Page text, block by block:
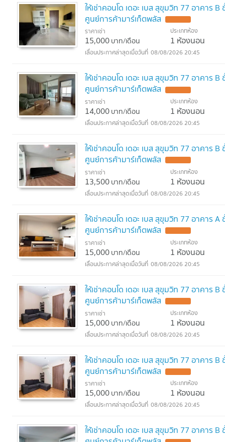
ให้เช่าคอนโด เดอะ เบส สุขุมวิท 77 อาคาร
ศูนย์การค้ามาร์เก็ตพลัส
ราคาเช่า
15,000บาท/เดือน
ประเภทห้อง
1 ห้องนอน
08/08/2026 20:45
ให้เช่าคอนโด เดอะ เบส สุขุมวิท 77 อาคาร
ศูนย์การค้ามาร์เก็ตพลัส
ราคาเช่า
14,000บาท/เดือน
ประเภทห้อง
1 ห้องนอน
08/08/2026 20:45
ให้เช่าคอนโด เดอะ เบส สุขุมวิท 77 อาคาร
ศูนย์การค้ามาร์เก็ตพลัส
ราคาเช่า
13,500บาท/เดือน
ประเภทห้อง
1 ห้องนอน
08/08/2026 20:45
ให้เช่าคอนโด เดอะ เบส สุขุมวิท 77 อาคาร
ศูนย์การค้ามาร์เก็ตพลัส
ราคาเช่า
15,000บาท/เดือน
ประเภทห้อง
1 ห้องนอน
08/08/2026 20:45
ให้เช่าคอนโด เดอะ เบส สุขุมวิท 77 อาคาร
ศูนย์การค้ามาร์เก็ตพลัส
ราคาเช่า
15,000บาท/เดือน
ประเภทห้อง
1 ห้องนอน
08/08/2026 20:45
ให้เช่าคอนโด เดอะ เบส สุขุมวิท 77 อาคาร
ศูนย์การค้ามาร์เก็ตพลัส
ราคาเช่า
15,000บาท/เดือน
ประเภทห้อง
1 ห้องนอน
08/08/2026 20:45
ให้เช่าคอนโด เดอะ เบส สุขุมวิท 77 อาคาร